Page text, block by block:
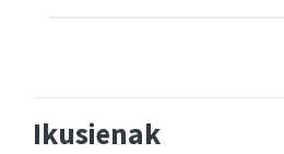
Ikusienak